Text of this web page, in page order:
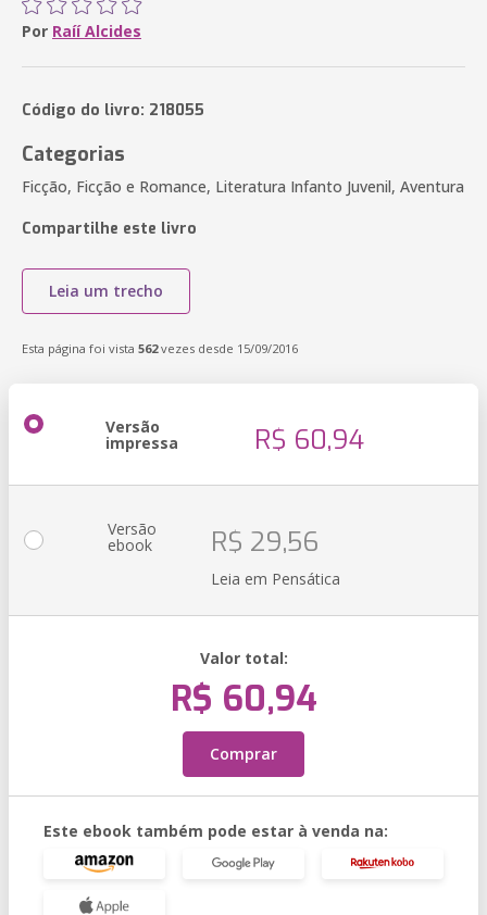
Por Raíí Alcides
Código do livro: 218055
Categorias
Ficção, Ficção e Romance, Literatura Infanto Juvenil, Aventura
Compartilhe este livro
Leia um trecho
Esta página foi vista 562vezes desde 15/09/2016
Versão
impressa R$ 60,94
Versão
ebook R$ 29,56
Leia em Pensática
Valor total:
R$ 60,94
Comprar
Este ebook também pode estar à venda na: